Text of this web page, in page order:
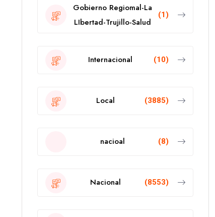
Gobierno Regiomal-La
LIbertad-Trujillo-Salud
(1)
Internacional (10)
Local (3885)
nacioal (8)
Nacional (8553)